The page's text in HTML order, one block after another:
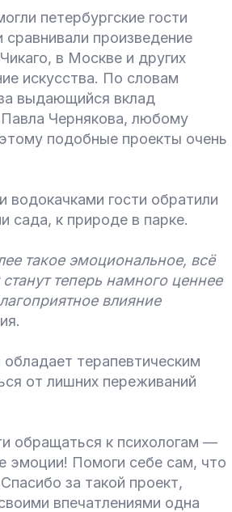
петербургские гости
произведение
в Москве и других
искусства. По словам
выдающийся вклад
Павла Чернякова, любому
подобные проекты очень
водокачками гости обратили
сада, к природе в парке.
такое эмоциональное, всё
теперь намного ценнее
влияние
терапевтическим
от лишних переживаний
обращаться к психологам —
эмоции! Помоги себе сам, что
за такой проект,
впечатлениями одна